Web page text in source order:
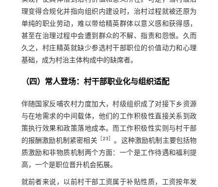
理变得合规化并指向组织内建设时，治村过程就被还原为
单纯的职业劳动，难以带给精英群体以意义感和获得感，
甚至在治理过程中会遭到群众的不解、指责和怨恨。久而
久之，村庄精英就缺少参选村干部职位的价值动力和心理
基础，成为村治主体构成中的缺席者。
（四）常人登场：村干部职业化与组织适配
伴随国家反哺农村力度加大，村级组织成了对接下乡资源
与在地需求的中间载体，他们的工作积极性直接关系到政
策执行效果和政策落地成本。而工作积极性实则与村干部
的报酬激励机制紧密相关
23
。这种激励机制主要包括物
质激励和非物质机制两个方面：一个是工作待遇和福利提
高，一个是职位晋升机会拓展。
就前者来说，以前村干部工资属于补贴性质，工资按年发